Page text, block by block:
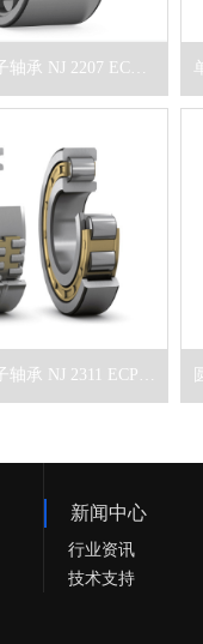
单列圆柱滚子轴承 NJ 2207 ECP/C3
单列圆柱滚子轴承 NJ 2311 ECP/C4VQ015
新闻中心
行业资讯
技术支持